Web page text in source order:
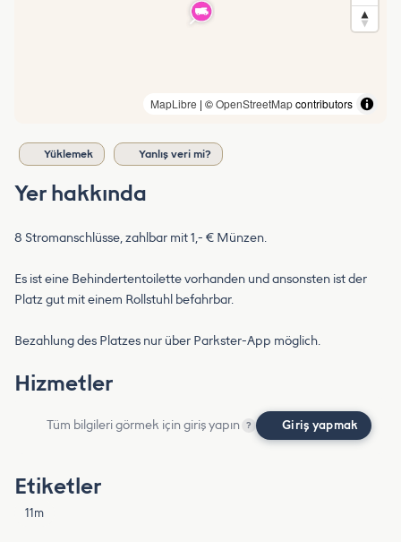
MapLibre | ©OpenStreetMapcontributors
Yüklemek Yanlış veri mi?
Yer hakkında
8 Stromanschlüsse, zahlbar mit 1,- € Münzen.
Es ist eine Behindertentoilette vorhanden und ansonsten ist der
Platz gut mit einem Rollstuhl befahrbar.
Bezahlung des Platzes nur über Parkster-App möglich.
Hizmetler
Tüm bilgileri görmek için giriş yapın ? Giriş yapmak
Etiketler
11m